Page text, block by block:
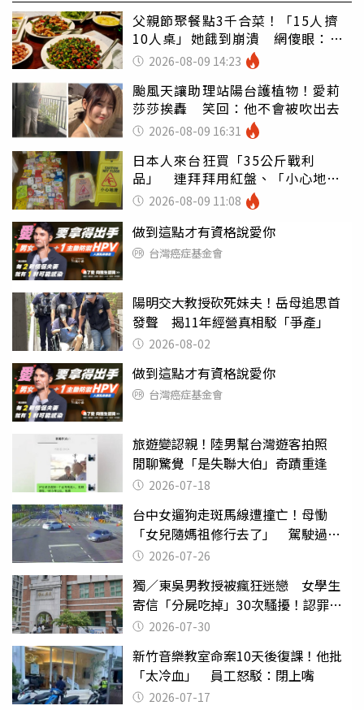
父親節聚餐點3千合菜！「15人擠
10人桌」她餓到崩潰 網傻眼：讓
店家看笑話
2026-08-09 14:23
颱風天讓助理站陽台護植物！愛莉
莎莎挨轟 笑回：他不會被吹出去
2026-08-09 16:31
日本人來台狂買「35公斤戰利
品」 連拜拜用紅盤、「小心地
滑」告示牌也帶回家
2026-08-09 11:08
做到這點才有資格說愛你
台灣癌症基金會
陽明交大教授砍死妹夫！岳母追思首
發聲 揭11年經營真相駁「爭產」
2026-08-02
做到這點才有資格說愛你
台灣癌症基金會
旅遊變認親！陸男幫台灣遊客拍照
閒聊驚覺「是失聯大伯」奇蹟重逢
2026-07-18
台中女遛狗走斑馬線遭撞亡！母慟
「女兒隨媽祖修行去了」 駕駛過失
致死判9月
2026-07-26
獨／東吳男教授被瘋狂迷戀 女學生
寄信「分屍吃掉」30次騷擾！認罪免
關 2026-07-30
新竹音樂教室命案10天後復課！他批
「太冷血」 員工怒駁：閉上嘴
2026-07-17